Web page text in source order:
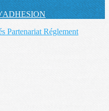
Partenariat Réglement